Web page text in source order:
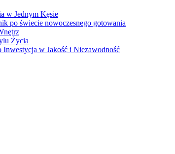
w Jednym Kęsie
po świecie nowoczesnego gotowania
Życia
w Jakość i Niezawodność